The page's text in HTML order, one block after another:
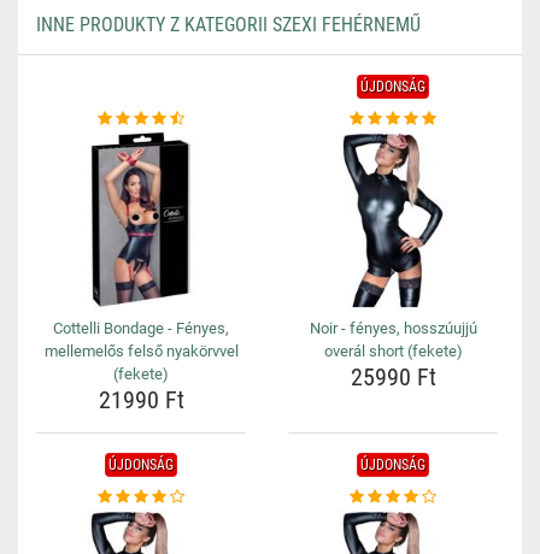
INNE PRODUKTY Z KATEGORII SZEXI FEHÉRNEMŰ
Cottelli Bondage - Fényes,
mellemelős felső nyakörvvel
(fekete)
21990 Ft
ÚJDONSÁG
Noir - fényes, hosszúujjú
overál short (fekete)
25990 Ft
ÚJDONSÁG ÚJDONSÁG